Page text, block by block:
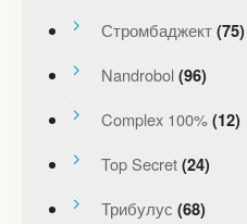
Стромбаджект (75)
Nandrobol (96)
Complex 100% (12)
Top Secret (24)
Трибулус (68)